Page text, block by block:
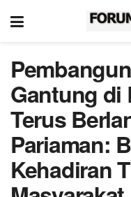
Gantung di
Terus
Pariaman:
Kehadiran